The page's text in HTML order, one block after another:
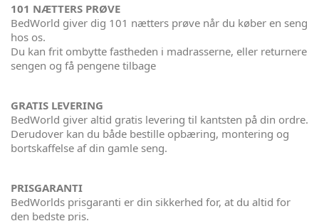
101 NÆTTERS PRØVE
BedWorld giver dig 101 nætters prøve når du køber en seng
hos os.
Du kan frit ombytte fastheden i madrasserne, eller returnere
sengen og få pengene tilbage
GRATIS LEVERING
BedWorld giver altid gratis levering til kantsten på din ordre.
Derudover kan du både bestille opbæring, montering og
bortskaffelse af din gamle seng.
PRISGARANTI
BedWorlds prisgaranti er din sikkerhed for, at du altid for
den bedste pris.